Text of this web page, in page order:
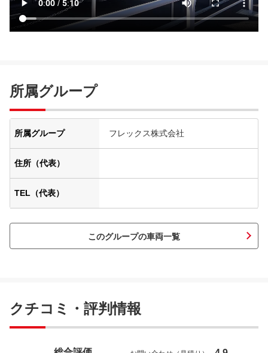
所属グループ
所属グループ フレックス株式会社
住所（代表）
TEL（代表）
このグループの車両一覧
クチコミ・評判情報